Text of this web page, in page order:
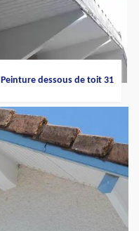
Peinture dessous de toit 31